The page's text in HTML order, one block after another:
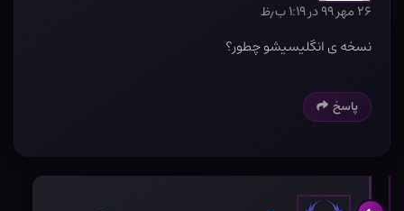
۲۶ مهر ۹۹ در ۱:۱۹ ب٫ظ
نسخه ی انگلیسیشو چطور؟
پاسخ